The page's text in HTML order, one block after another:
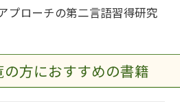
プローチの第二言語習得研究
方におすすめの書籍